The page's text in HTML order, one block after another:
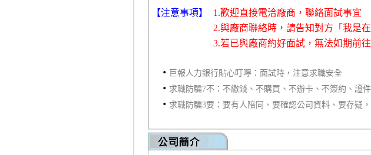
【注意事項】
1.歡迎直接電洽廠商，聯絡面試事宜
2.與廠商聯絡時，請告知對方「我是
3.若已與廠商約好面試，無法如期前
‧ 巨報人力銀行貼心叮嚀：面試時，注意求職安全
‧ 求職防騙7不：不繳錢、不購買、不辦卡、不簽約、證
‧ 求職防騙3要：要有人陪同、要確認公司資料、要存疑